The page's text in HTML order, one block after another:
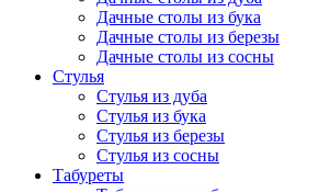
Дачные столы из бука
Дачные столы из березы
Дачные столы из сосны
Стулья
Стулья из дуба
Стулья из бука
Стулья из березы
Стулья из сосны
Табуреты